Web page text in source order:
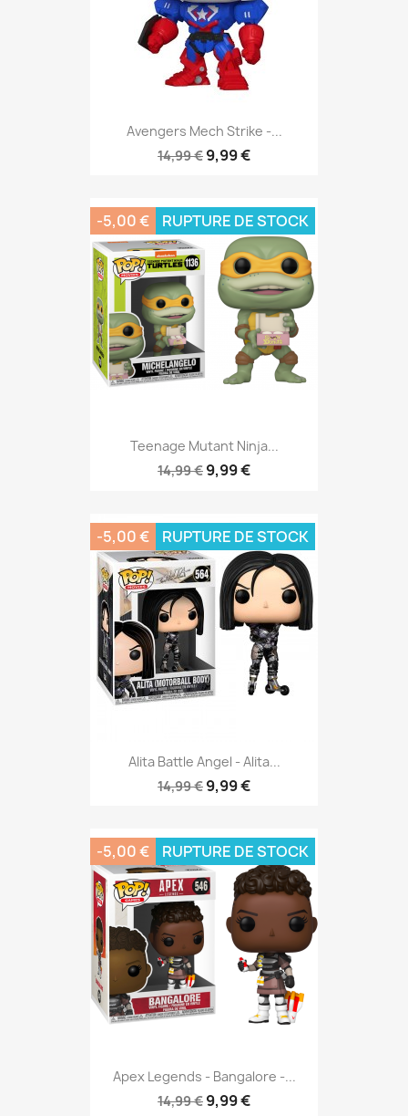
Avengers Mech Strike -...
14,99 € 9,99 €
Teenage Mutant Ninja...
14,99 € 9,99 €
-5,00 € RUPTURE DE STOCK
Alita Battle Angel - Alita...
14,99 € 9,99 €
-5,00 € RUPTURE DE STOCK
Apex Legends - Bangalore -...
14,99 € 9,99 €
-5,00 € RUPTURE DE STOCK